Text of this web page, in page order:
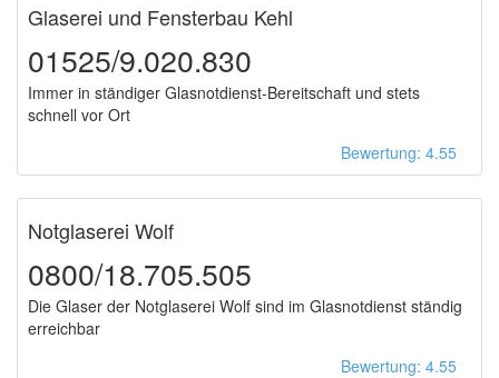
Glaserei und Fensterbau Kehl
01525/9.020.830
Immer in ständiger Glasnotdienst-Bereitschaft und stets
schnell vor Ort
Bewertung: 4.55
Notglaserei Wolf
0800/18.705.505
Die Glaser der Notglaserei Wolf sind im Glasnotdienst ständig
erreichbar
Bewertung: 4.55